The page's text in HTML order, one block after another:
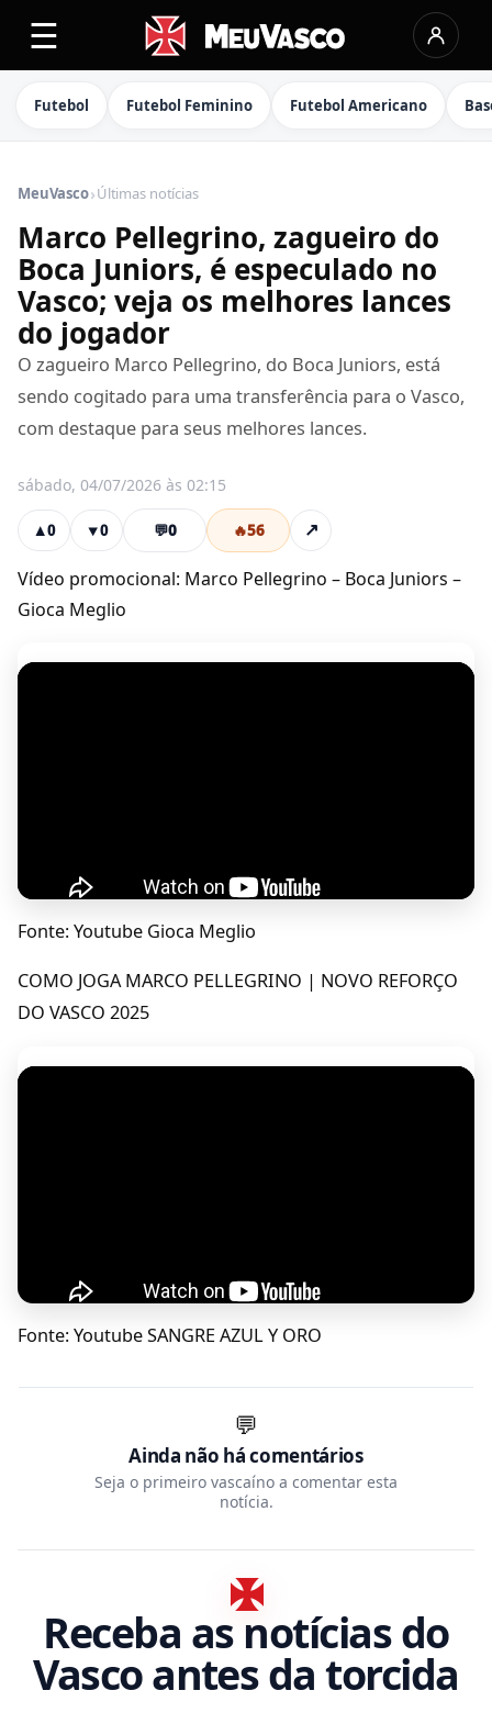
☰
Futebol Futebol Feminino Futebol Americano
MeuVasco›Últimas notícias
Marco Pellegrino, zagueiro do
Boca Juniors, é especulado no
Vasco; veja os melhores lances
do jogador
O zagueiro Marco Pellegrino, do Boca Juniors, está
sendo cogitado para uma transferência para o Vasco,
com destaque para seus melhores lances.
sábado, 04/07/2026 às 02:15
▲0 ▼0 💬0 🔥56 ↗
Vídeo promocional: Marco Pellegrino – Boca Juniors –
Gioca Meglio
Fonte: Youtube Gioca Meglio
COMO JOGA MARCO PELLEGRINO | NOVO REFORÇO
DO VASCO 2025
Fonte: Youtube SANGRE AZUL Y ORO
💬
Ainda não há comentários
Seja o primeiro vascaíno a comentar esta
notícia.
Receba as notícias do
Vasco antes da torcida